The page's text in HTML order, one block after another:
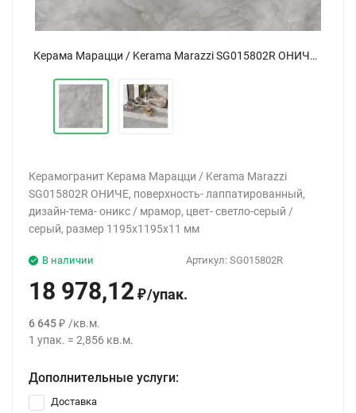
Керама Марацци / Kerama Marazzi SG015802R ОНИЧЕ серый светлый лаппатированный 119,5x119,5
Керамогранит Керама Марацци / Kerama Marazzi
SG015802R ОНИЧЕ, поверхность- лаппатированный,
дизайн-тема- оникс / мрамор, цвет- светло-серый /
серый, размер 1195x1195x11 мм
Артикул: SG015802R
В наличии
18 978,12 ₽/упак.
6 645 ₽ /кв.м.
1 упак. = 2,856 кв.м.
Дополнительные услуги:
Доставка